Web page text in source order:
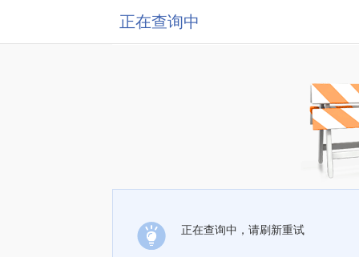
正在查询中
正在查询中，请刷新重试